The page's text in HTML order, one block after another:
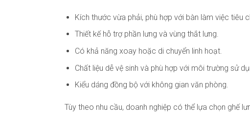
Kích thước vừa phải, phù hợp với bàn làm việc tiêu
Thiết kế hỗ trợ phần lưng và vùng thắt lưng.
Có khả năng xoay hoặc di chuyển linh hoạt.
Chất liệu dễ vệ sinh và phù hợp với môi trường sử
Kiểu dáng đồng bộ với không gian văn phòng.
Tùy theo nhu cầu, doanh nghiệp có thể lựa chọn ghế